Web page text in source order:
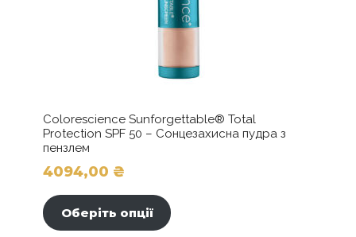
Colorescience Sunforgettable® Total
Protection SPF 50 – Сонцезахисна пудра з
пензлем
4094,00 ₴
Оберіть опції